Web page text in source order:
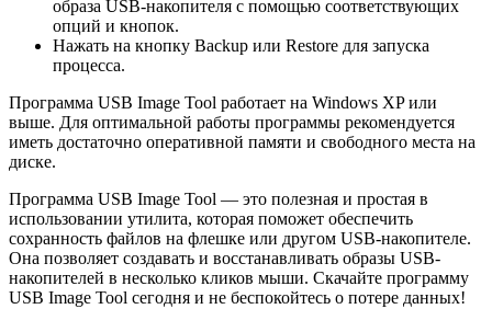
образа USB-накопителя с помощью соответствующих
опций и кнопок.
Нажать на кнопку Backup или Restore для запуска
процесса.
Программа USB Image Tool работает на Windows XP или
выше. Для оптимальной работы программы рекомендуется
иметь достаточно оперативной памяти и свободного места на
диске.
Программа USB Image Tool — это полезная и простая в
использовании утилита, которая поможет обеспечить
сохранность файлов на флешке или другом USB-накопителе.
Она позволяет создавать и восстанавливать образы USB-
накопителей в несколько кликов мыши. Скачайте программу
USB Image Tool сегодня и не беспокойтесь о потере данных!